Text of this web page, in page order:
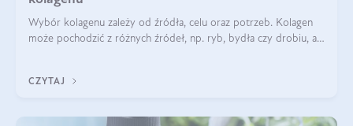
Wybór kolagenu zależy od źródła, celu oraz potrzeb. Kolagen
może pochodzić z różnych źródeł, np. ryb, bydła czy drobiu, a
bydlęcy.
CZYTAJ